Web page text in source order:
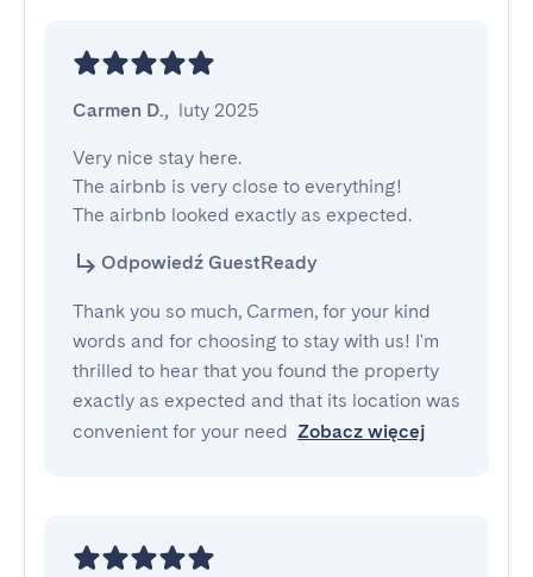
Carmen D., luty 2025
Very nice stay here.
The airbnb is very close to everything!
The airbnb looked exactly as expected.
Odpowiedź GuestReady
Thank you so much, Carmen, for your kind
words and for choosing to stay with us! I'm
thrilled to hear that you found the property
exactly as expected and that its location was
convenient for your need Zobacz więcej